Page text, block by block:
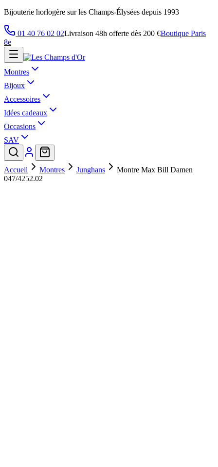
Bijouterie horlogère sur les Champs-Élysées depuis 1993
01 40 76 02 02Livraison 48h offerte dès 200 €Boutique Paris
8e
Montres
Bijoux
Accessoires
Idées cadeaux
Occasions
SAV
Accueil Montres Junghans
Montre Max Bill Damen
047/4252.02